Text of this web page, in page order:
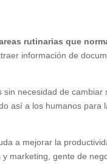
rutinarias que
información de
necesidad de
así a los humanos
a mejorar la
marketing, gente de